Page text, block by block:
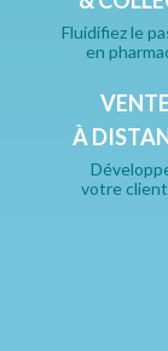
Fluidifiez le
en
VENTE
À
votre